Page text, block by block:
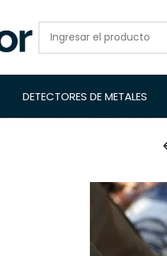
DETECTORES DE METALES